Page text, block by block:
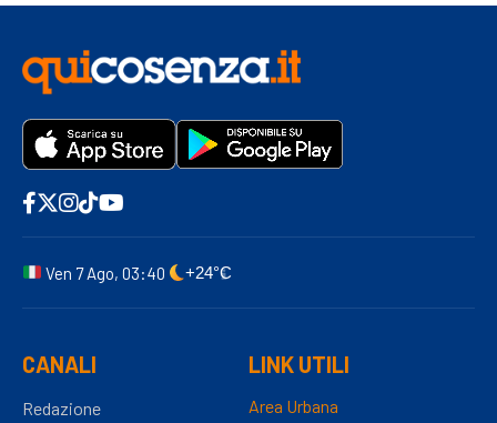
Ven 7 Ago, 03:40 +24°C
CANALI
Redazione
LINK UTILI
Area Urbana